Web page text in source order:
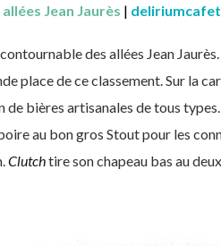
allées Jean Jaurès |
des allées Jean
place de ce classement. Sur la
de bières artisanales de tous types.
au bon gros Stout pour les
Clutchtire son chapeau bas au